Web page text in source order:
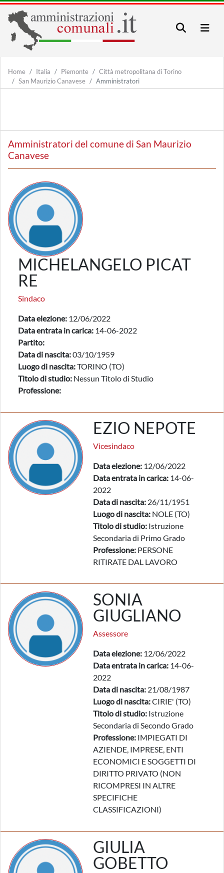
Home Italia Piemonte
Città metropolitana di Torino
San Maurizio Canavese
Amministratori
Amministratori del comune di San Maurizio
Canavese
MICHELANGELO PICAT
RE
Sindaco
Data elezione: 12/06/2022
Data entrata in carica: 14-06-2022
Partito:
Data di nascita:03/10/1959
Luogo di nascita:TORINO (TO)
Titolo di studio: Nessun Titolo di Studio
Professione:
EZIO NEPOTE
Vicesindaco
Data elezione: 12/06/2022
Data entrata in carica: 14-06-
2022
Data di nascita: 26/11/1951
Luogo di nascita: NOLE (TO)
Titolo di studio: Istruzione
Secondaria di Primo Grado
Professione: PERSONE
RITIRATE DAL LAVORO
SONIA
GIUGLIANO
Assessore
Data elezione: 12/06/2022
Data entrata in carica: 14-06-
2022
Data di nascita: 21/08/1987
Luogo di nascita:CIRIE' (TO)
Titolo di studio: Istruzione
Secondaria di Secondo Grado
Professione: IMPIEGATI DI
AZIENDE, IMPRESE, ENTI
ECONOMICI E SOGGETTI DI
DIRITTO PRIVATO (NON
RICOMPRESI IN ALTRE
SPECIFICHE
CLASSIFICAZIONI)
GIULIA
GOBETTO